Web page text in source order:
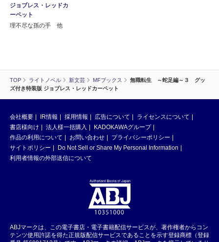
TOP ライトノベル 新文芸 MFブックス
無職転生 ～蛇足編～３ グッ
ズ付き特装版 ジョブレス・レッドカーペット
ジョブレス・レッドカ
ーペット
理不尽な孫の手 他
会社概要 IR情報 採用情報 広告について
ライセンスについて
書店様向け
法人様一括購入
KADOKAWAグループ
作品の利用について
お問い合わせ
プライバシーポリシー
サイトポリシー
Do Not Sell or Share My Personal Information
利用者情報の外部送信について
ABJマークは、この電子書店・電子書籍配信サービスが、著作権者からコン
テンツ使用許諾を得た正規版配信サービスであることを示す登録商標（登録